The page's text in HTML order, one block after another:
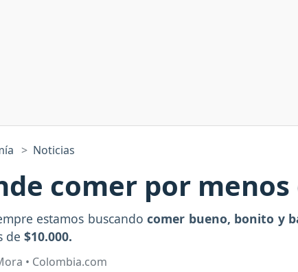
Noticias
comer por menos
estamos buscando comer bueno, bonito y
de $10.000.
• Colombia.com